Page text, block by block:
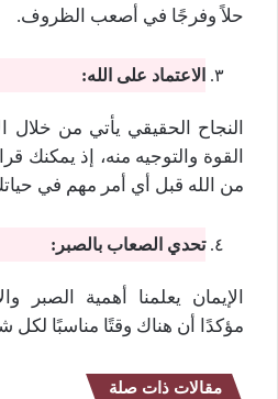
حلاً وفرجًا في أصعب الظروف.
الاعتماد على الله:
النجاح الحقيقي يأتي من خلال
القوة والتوجيه منه، إذ يمكنك
من الله قبل أي أمر مهم في
تحدي الصعاب بالصبر:
الإيمان يعلمنا أهمية الصبر
مؤكدًا أن هناك وقتًا مناسبًا لكل
مقالات ذات صلة